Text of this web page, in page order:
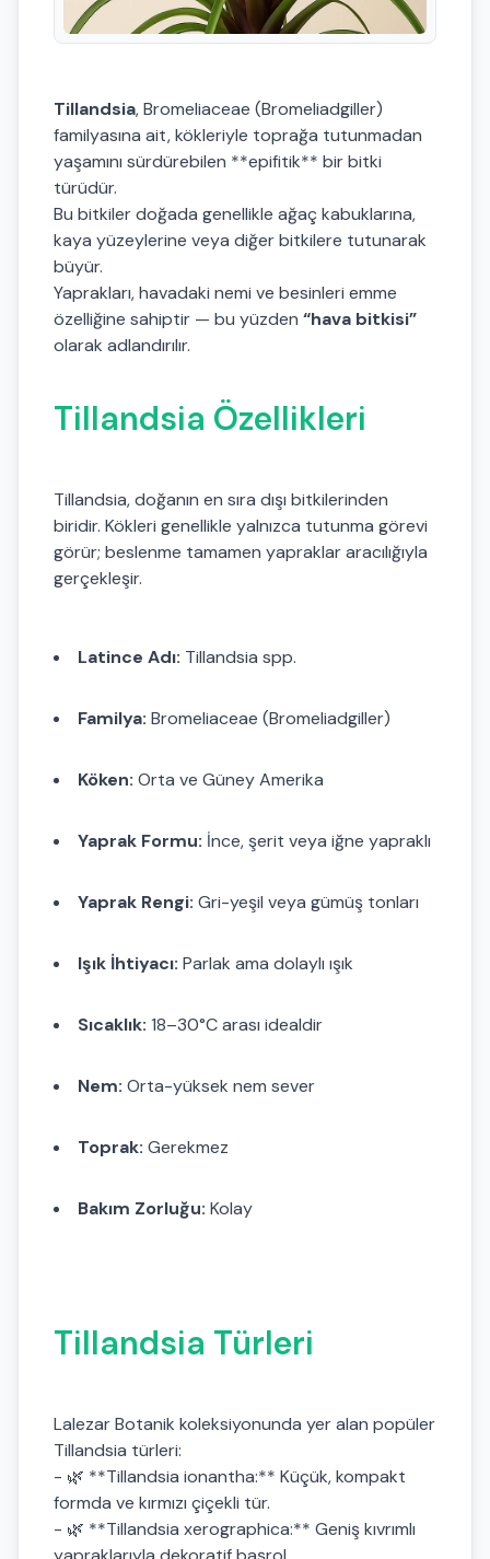
Tillandsia, Bromeliaceae (Bromeliadgiller)
familyasına ait, kökleriyle toprağa tutunmadan
yaşamını sürdürebilen **epifitik** bir bitki
türüdür.
Bu bitkiler doğada genellikle ağaç kabuklarına,
kaya yüzeylerine veya diğer bitkilere tutunarak
büyür.
Yaprakları, havadaki nemi ve besinleri emme
özelliğine sahiptir — bu yüzden “hava bitkisi”
olarak adlandırılır.
Tillandsia Özellikleri
Tillandsia, doğanın en sıra dışı bitkilerinden
biridir. Kökleri genellikle yalnızca tutunma görevi
görür; beslenme tamamen yapraklar aracılığıyla
gerçekleşir.
Latince Adı: Tillandsia spp.
Familya: Bromeliaceae (Bromeliadgiller)
Köken: Orta ve Güney Amerika
Yaprak Formu: İnce, şerit veya iğne yapraklı
Yaprak Rengi: Gri-yeşil veya gümüş tonları
Işık İhtiyacı: Parlak ama dolaylı ışık
Sıcaklık: 18–30°C arası idealdir
Nem: Orta-yüksek nem sever
Toprak: Gerekmez
Bakım Zorluğu: Kolay
Tillandsia Türleri
Lalezar Botanik koleksiyonunda yer alan popüler
Tillandsia türleri:
- 🌿 **Tillandsia ionantha:** Küçük, kompakt
formda ve kırmızı çiçekli tür.
- 🌿 **Tillandsia xerographica:** Geniş kıvrımlı